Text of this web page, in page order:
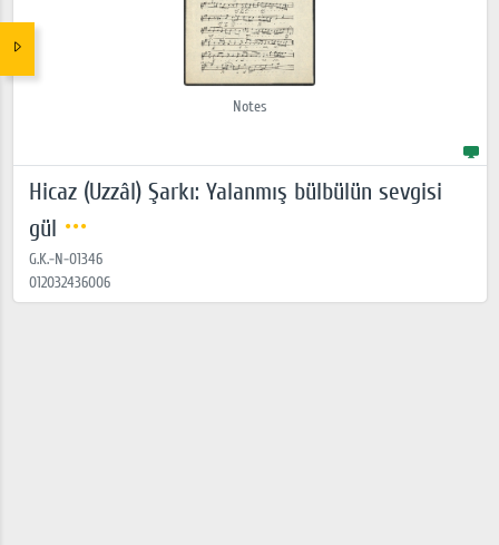
Notes
Hicaz (Uzzâl) Şarkı: Yalanmış bülbülün sevgisi
gül
G.K.-N-01346
012032436006